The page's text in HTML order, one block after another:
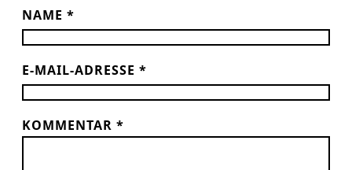
NAME *
E-MAIL-ADRESSE *
KOMMENTAR *